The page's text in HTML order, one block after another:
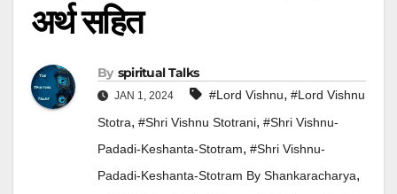
अर्थ सहित
By Spiritual Talks
JAN 1, 2024 #lord Vishnu, #lord Vishnu
Stotra, #Shri Vishnu Stotrani, #Shri Vishnu-
Padadi-Keshanta-Stotram, #Shri Vishnu-
Padadi-Keshanta-Stotram By Shankaracharya,